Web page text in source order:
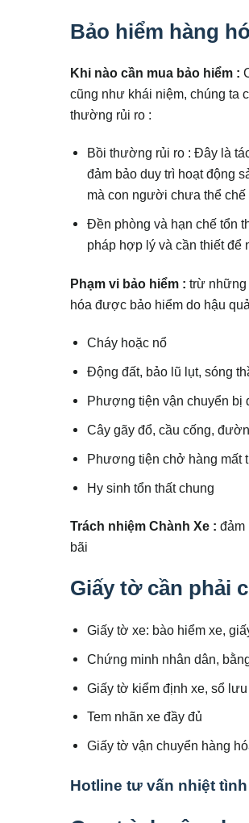
Bảo hiểm hàng
Khi nào cần mua bảo hiểm :
cũng như khái niệm, chúng ta
thường rủi ro :
Bồi thường rủi ro : Đây là
đảm bảo duy trì hoạt động
mà con người chưa thể
Đền phòng và hạn chế tổn
pháp hợp lý và cần thiết
Phạm vi bảo hiểm : trừ những
hóa được bảo hiểm do hậu
Cháy hoặc nổ
Động đất, bảo lũ lụt, sóng
Phượng tiện vận chuyển bị
Cây gãy đổ, cầu cống,
Phương tiện chở hàng mất
Hy sinh tổn thất chung
Trách nhiệm Chành Xe : đảm
bãi
Giấy tờ cần phải
Giấy tờ xe: bào hiểm xe,
Chứng minh nhân dân,
Giấy tờ kiểm định xe, sổ
Tem nhãn xe đầy đủ
Giấy tờ vận chuyển hàng
Hotline tư vấn nhiệt tình